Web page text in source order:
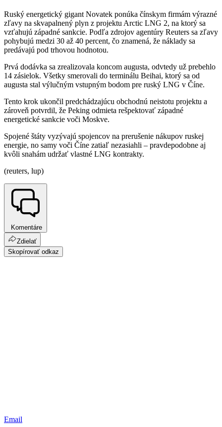
Ruský energetický gigant Novatek ponúka čínskym firmám výrazné
zľavy na skvapalnený plyn z projektu Arctic LNG 2, na ktorý sa
vzťahujú západné sankcie. Podľa zdrojov agentúry Reuters sa zľavy
pohybujú medzi 30 až 40 percent, čo znamená, že náklady sa
predávajú pod trhovou hodnotou.
Prvá dodávka sa zrealizovala koncom augusta, odvtedy už prebehlo
14 zásielok. Všetky smerovali do terminálu Beihai, ktorý sa od
augusta stal výlučným vstupným bodom pre ruský LNG v Číne.
Tento krok ukončil predchádzajúcu obchodnú neistotu projektu a
zároveň potvrdil, že Peking odmieta rešpektovať západné
energetické sankcie voči Moskve.
Spojené štáty vyzývajú spojencov na prerušenie nákupov ruskej
energie, no samy voči Číne zatiaľ nezasiahli – pravdepodobne aj
kvôli snahám udržať vlastné LNG kontrakty.
(reuters, lup)
Komentáre
Zdielať
Skopírovať odkaz
Email